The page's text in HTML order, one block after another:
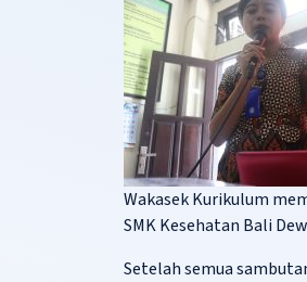
Wakasek Kurikulum
SMK Kesehatan Bali
Setelah semua